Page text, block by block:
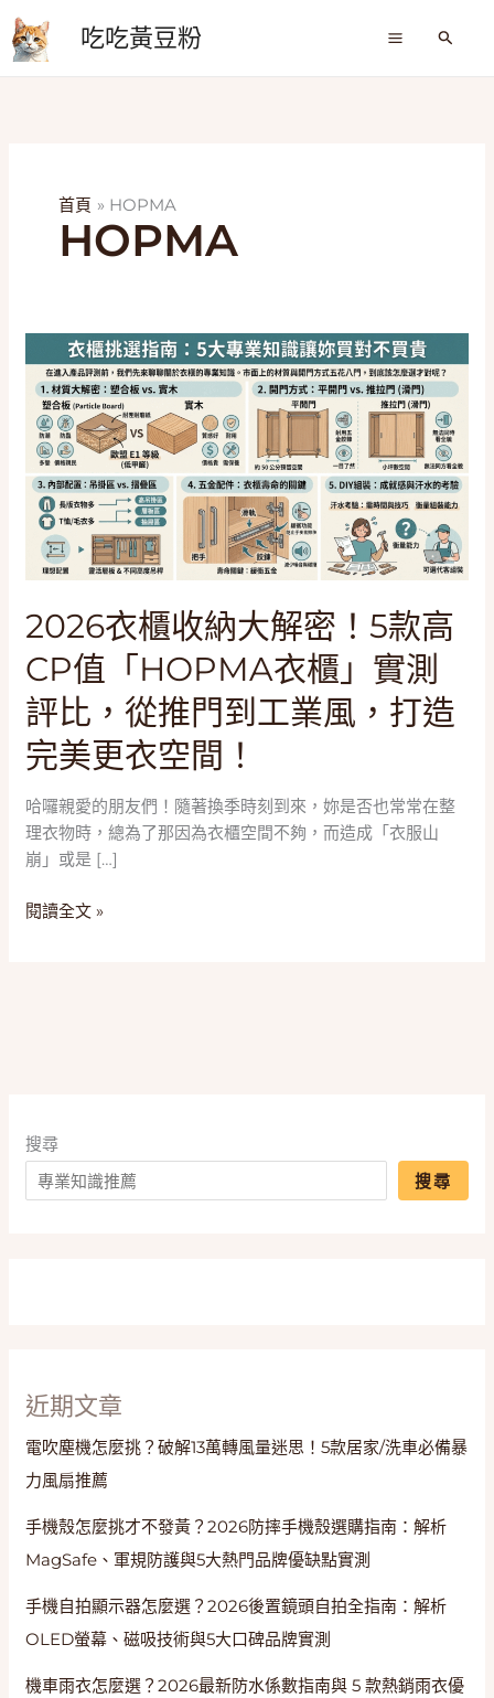
至
主
吃吃黃豆粉
搜
首頁 HOPMA
HOPMA
2026衣櫃收納大解密！5款高
CP值「HOPMA衣櫃」實測
評比，從推門到工業風，打造
完美更衣空間！
哈囉親愛的朋友們！隨著換季時刻到來，妳是否也常常在整
理衣物時，總為了那因為衣櫃空間不夠，而造成「衣服山
崩」或是 […]
衣
櫃
收
納
大
解
密！
款
高
CP
值
「HOPMA
衣
櫃」
實
測
評
比，
從
推
美
更
衣
閱讀全文 »
搜尋
搜尋
近期文章
電吹塵機怎麼挑？破解13萬轉風量迷思！5款居家/洗車必備暴
力風扇推薦
手機殼怎麼挑才不發黃？2026防摔手機殼選購指南：解析
MagSafe、軍規防護與5大熱門品牌優缺點實測
手機自拍顯示器怎麼選？2026後置鏡頭自拍全指南：解析
OLED螢幕、磁吸技術與5大口碑品牌實測
機車雨衣怎麼選？2026最新防水係數指南與 5 款熱銷雨衣優